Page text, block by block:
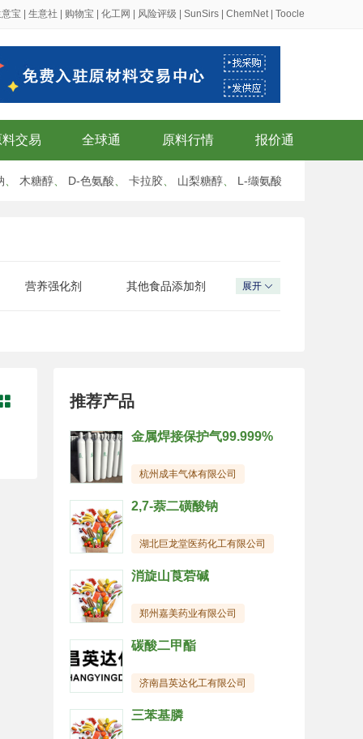
宝 生意社 购物宝 化工网 风险评级 SunSirs ChemNet| Toocle
料交易 全球通 原料行情 报价通
木糖醇 D-色氨酸 卡拉胶 山梨糖醇 L-缬氨酸
营养强化剂 其他食品添加剂 展开 
推荐产品
金属焊接保护气99.999%
杭州成丰气体有限公司
2,7-萘二磺酸钠
湖北巨龙堂医药化工有限公司
消旋山莨菪碱
郑州嘉美药业有限公司
碳酸二甲酯
济南昌英达化工有限公司
三苯基膦